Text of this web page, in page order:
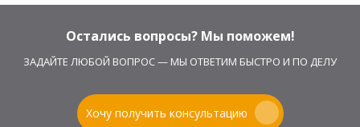
Остались вопросы? Мы поможем!
ЗАДАЙТЕ ЛЮБОЙ ВОПРОС — МЫ ОТВЕТИМ БЫСТРО И ПО ДЕЛУ
Хочу получить консультацию